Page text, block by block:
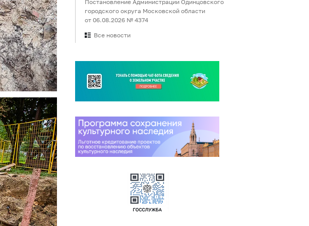
Постановление Администрации Одинцовского
городского округа Московской области
от 06.08.2026 № 4374
Все новости